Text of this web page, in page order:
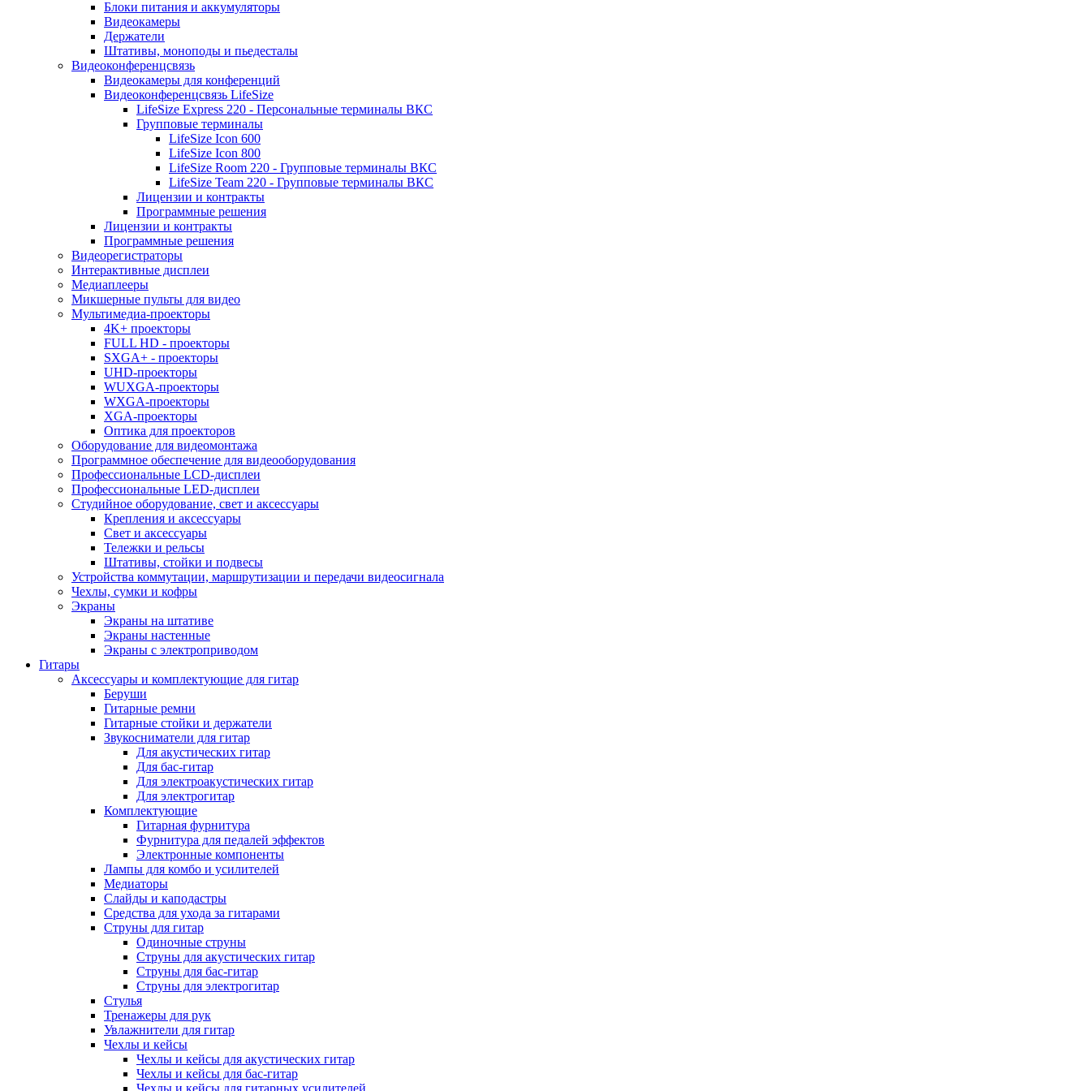
Блоки питания и аккумуляторы
Видеокамеры
Держатели
Штативы, моноподы и пьедесталы
Видеоконференцсвязь
Видеокамеры для конференций
Видеоконференцсвязь LifeSize
LifeSize Express 220 - Персональные терминалы ВКС
Групповые терминалы
LifeSize Icon 600
LifeSize Icon 800
LifeSize Room 220 - Групповые терминалы ВКС
LifeSize Team 220 - Групповые терминалы ВКС
Лицензии и контракты
Программные решения
Лицензии и контракты
Программные решения
Видеорегистраторы
Интерактивные дисплеи
Медиаплееры
Микшерные пульты для видео
Мультимедиа-проекторы
4K+ проекторы
FULL HD - проекторы
SXGA+ - проекторы
UHD-проекторы
WUXGA-проекторы
WXGA-проекторы
XGA-проекторы
Оптика для проекторов
Оборудование для видеомонтажа
Программное обеспечение для видеооборудования
Профессиональные LCD-дисплеи
Профессиональные LED-дисплеи
Студийное оборудование, свет и аксессуары
Крепления и аксессуары
Свет и аксессуары
Тележки и рельсы
Штативы, стойки и подвесы
Устройства коммутации, маршрутизации и передачи видеосигнала
Чехлы, сумки и кофры
Экраны
Экраны на штативе
Экраны настенные
Экраны с электроприводом
Гитары
Аксессуары и комплектующие для гитар
Беруши
Гитарные ремни
Гитарные стойки и держатели
Звукосниматели для гитар
Для акустических гитар
Для бас-гитар
Для электроакустических гитар
Для электрогитар
Комплектующие
Гитарная фурнитура
Фурнитура для педалей эффектов
Электронные компоненты
Лампы для комбо и усилителей
Медиаторы
Слайды и каподастры
Средства для ухода за гитарами
Струны для гитар
Одиночные струны
Струны для акустических гитар
Струны для бас-гитар
Струны для электрогитар
Стулья
Тренажеры для рук
Увлажнители для гитар
Чехлы и кейсы
Чехлы и кейсы для акустических гитар
Чехлы и кейсы для бас-гитар
Чехлы и кейсы для гитарных усилителей